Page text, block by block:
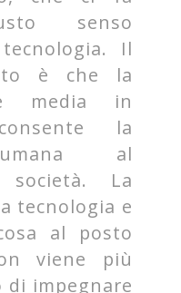
senso
Il
è che la
media in
la
umana al
società. La
tecnologia e
al posto
viene più
impegnare